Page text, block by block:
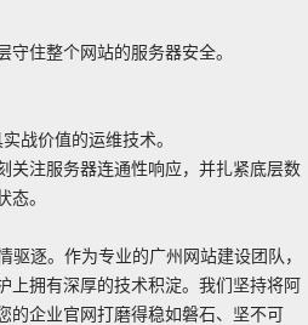
住整个网站的服务器安全。
战价值的运维技术。
关注服务器连通性响应，并扎紧底层数
态。
逐。作为专业的广州网站建设团队，
上拥有深厚的技术积淀。我们坚持将阿
的企业官网打磨得稳如磐石、坚不可